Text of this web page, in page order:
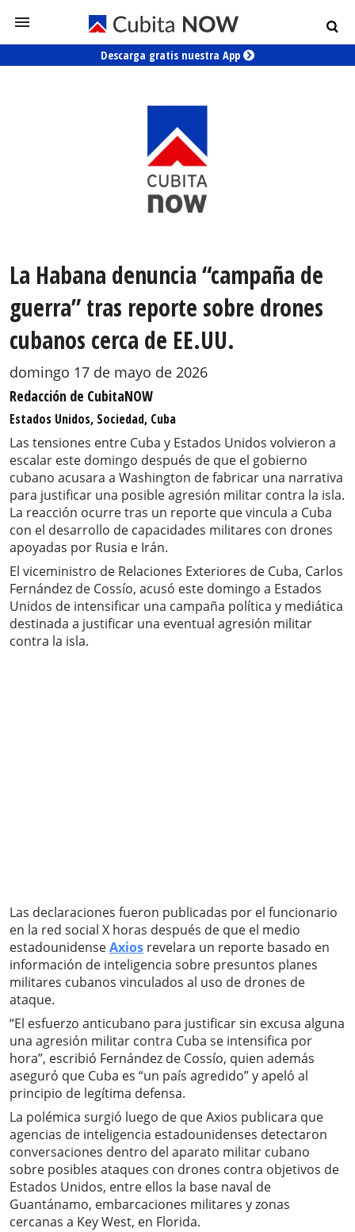
Descarga gratis nuestra App
La Habana denuncia “campaña de
guerra” tras reporte sobre drones
cubanos cerca de EE.UU.
domingo 17 de mayo de 2026
Redacción de CubitaNOW
Estados Unidos, Sociedad, Cuba
Las tensiones entre Cuba y Estados Unidos volvieron a
escalar este domingo después de que el gobierno
cubano acusara a Washington de fabricar una narrativa
para justificar una posible agresión militar contra la isla.
La reacción ocurre tras un reporte que vincula a Cuba
con el desarrollo de capacidades militares con drones
apoyadas por Rusia e Irán.
El viceministro de Relaciones Exteriores de Cuba, Carlos
Fernández de Cossío, acusó este domingo a Estados
Unidos de intensificar una campaña política y mediática
destinada a justificar una eventual agresión militar
contra la isla.
Las declaraciones fueron publicadas por el funcionario
en la red social X horas después de que el medio
estadounidenseAxios revelara un reporte basado en
información de inteligencia sobre presuntos planes
militares cubanos vinculados al uso de drones de
ataque.
“El esfuerzo anticubano para justificar sin excusa alguna
una agresión militar contra Cuba se intensifica por
hora”, escribió Fernández de Cossío, quien además
aseguró que Cuba es “un país agredido” y apeló al
principio de legítima defensa.
La polémica surgió luego de que Axios publicara que
agencias de inteligencia estadounidenses detectaron
conversaciones dentro del aparato militar cubano
sobre posibles ataques con drones contra objetivos de
Estados Unidos, entre ellos la base naval de
Guantánamo, embarcaciones militares y zonas
cercanas a Key West, en Florida.